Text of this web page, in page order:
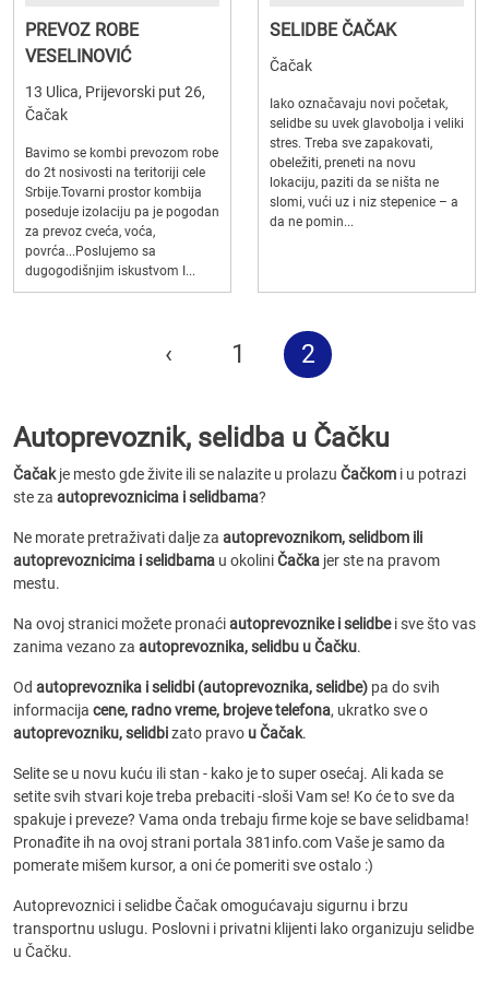
PREVOZ ROBE
VESELINOVIĆ
13 Ulica, Prijevorski put 26,
Čačak
Bavimo se kombi prevozom robe
do 2t nosivosti na teritoriji cele
Srbije.Tovarni prostor kombija
poseduje izolaciju pa je pogodan
za prevoz cveća, voća,
povrća...Poslujemo sa
dugogodišnjim iskustvom I...
SELIDBE ČAČAK
Čačak
Iako označavaju novi početak,
selidbe su uvek glavobolja i veliki
stres. Treba sve zapakovati,
obeležiti, preneti na novu
lokaciju, paziti da se ništa ne
slomi, vući uz i niz stepenice – a
da ne pomin...
‹ 1 2
Autoprevoznik, selidba u Čačku
Čačakje mesto gde živite ili se nalazite u prolazu Čačkom i u potrazi
ste za autoprevoznicima i selidbama?
Ne morate pretraživati dalje za autoprevoznikom, selidbom ili
autoprevoznicima i selidbama u okoliniČačka jer ste na pravom
mestu.
Na ovoj stranici možete pronaćiautoprevoznike i selidbei sve što vas
zanima vezano za autoprevoznika, selidbu u Čačku.
Od autoprevoznika i selidbi (autoprevoznika, selidbe) pa do svih
informacija cene, radno vreme, brojeve telefona, ukratko sve o
autoprevozniku, selidbizato pravo u Čačak.
Selite se u novu kuću ili stan - kako je to super osećaj. Ali kada se
setite svih stvari koje treba prebaciti -sloši Vam se! Ko će to sve da
spakuje i preveze? Vama onda trebaju firme koje se bave selidbama!
Pronađite ih na ovoj strani portala 381info.com Vaše je samo da
pomerate mišem kursor, a oni će pomeriti sve ostalo :)
Autoprevoznici i selidbe Čačak omogućavaju sigurnu i brzu
transportnu uslugu. Poslovni i privatni klijenti lako organizuju selidbe
u Čačku.